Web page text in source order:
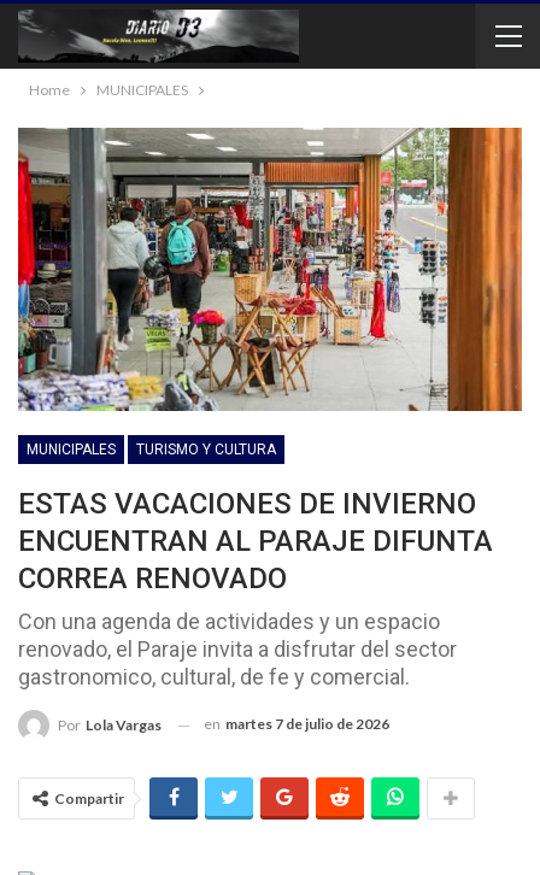
Home MUNICIPALES
MUNICIPALES TURISMO Y CULTURA
ESTAS VACACIONES DE INVIERNO
ENCUENTRAN AL PARAJE DIFUNTA
CORREA RENOVADO
Con una agenda de actividades y un espacio
renovado, el Paraje invita a disfrutar del sector
gastronomico, cultural, de fe y comercial.
Por Lola Vargas en martes 7 de julio de 2026
Compartir